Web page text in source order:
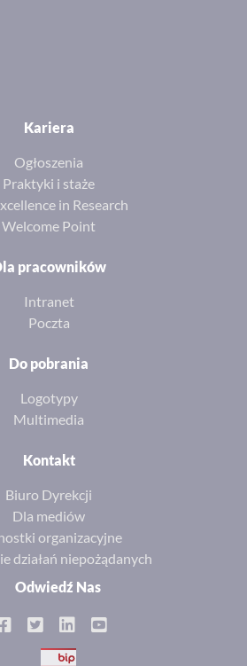
Kariera
Ogłoszenia
Praktyki i staże
in Research
Welcome Point
pracowników
Intranet
Poczta
Do pobrania
Logotypy
Multimedia
Kontakt
Biuro Dyrekcji
Dla mediów
organizacyjne
działań niepożądanych
Odwiedź Nas